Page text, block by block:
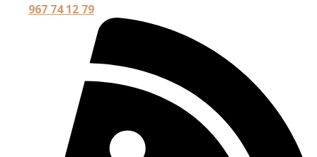
967 74 12 79